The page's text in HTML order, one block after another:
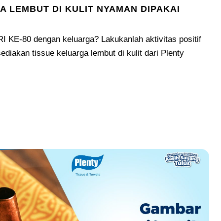
LEMBUT DI KULIT NYAMAN DIPAKAI
KE-80 dengan keluarga? Lakukanlah aktivitas positif
tissue keluarga lembut di kulit dari Plenty